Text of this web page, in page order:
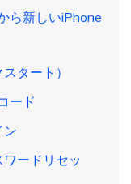
ら新しいiPhone
タート）
ード
ン
ードリセッ